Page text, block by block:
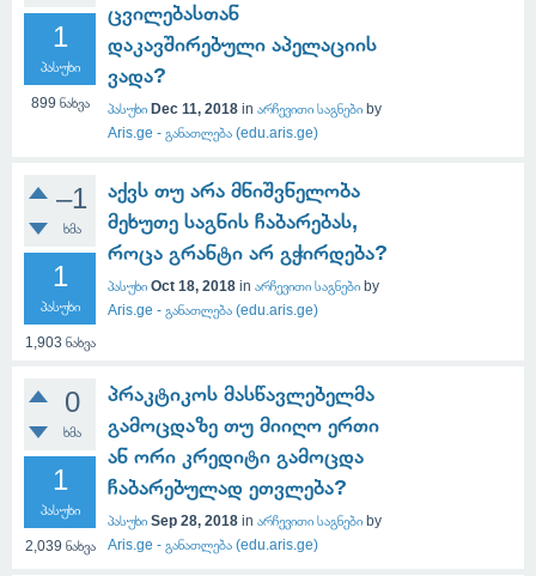
1
პასუხი
899 ნახვა
ცვილებასთან
დაკავშირებული აპელაციის
ვადა?
პასუხი Dec 11, 2018 in არჩევითი საგნები by
Aris.ge - განათლება (edu.aris.ge)
–1
ხმა
1
პასუხი
1,903 ნახვა
აქვს თუ არა მნიშვნელობა
მეხუთე საგნის ჩაბარებას,
როცა გრანტი არ გჭირდება?
პასუხი Oct 18, 2018 in არჩევითი საგნები by
Aris.ge - განათლება (edu.aris.ge)
0
ხმა
1
პასუხი
2,039 ნახვა
პრაკტიკოს მასწავლებელმა
გამოცდაზე თუ მიიღო ერთი
ან ორი კრედიტი გამოცდა
ჩაბარებულად ეთვლება?
პასუხი Sep 28, 2018 in არჩევითი საგნები by
Aris.ge - განათლება (edu.aris.ge)